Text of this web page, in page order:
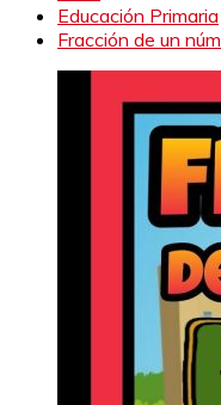
Educación Primaria
Fracción de un